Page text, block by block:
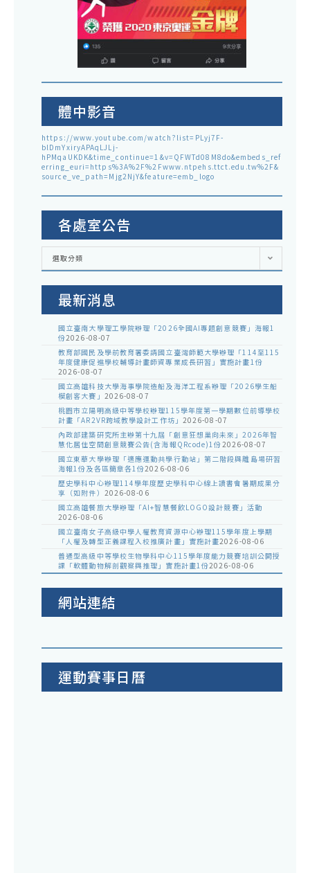
體中影音
https://www.youtube.com/watch?list=PLyj7F-
blDmYxiryAPAqLJLj-
hPMqaUKDK&time_continue=1&v=QFWTd08M8do&embeds_ref
erring_euri=https%3A%2F%2Fwww.ntpehs.ttct.edu.tw%2F&
source_ve_path=Mjg2NjY&feature=emb_logo
各處室公告
各
室
選取分類
最新消息
國立臺南大學理工學院辦理「2026全國AI專題創意競賽」海報1
份2026-08-07
教育部國民及學前教育署委請國立臺灣師範大學辦理「114至115
年度健康促進學校輔導計畫師資專業成長研習」實施計畫1份
2026-08-07
國立高雄科技大學海事學院造船及海洋工程系辦理「2026學生船
模創客大賽」 2026-08-07
桃園市立陽明高級中等學校辦理115學年度第一學期數位前導學校
計畫「AR2VR跨域教學設計工作坊」 2026-08-07
內政部建築研究所主辦第十九屆「創意狂想巢向未來」2026年智
慧化居住空間創意競賽公告(含海報QRcode)1份2026-08-07
國立東華大學辦理「適應運動共學行動站」第二階段與離島場研習
海報1份及各區簡章各1份2026-08-06
歷史學科中心辦理114學年度歷史學科中心線上讀書會暑期成果分
享（如附件） 2026-08-06
國立高雄餐旅大學辦理「AI+智慧餐飲LOGO設計競賽」活動
2026-08-06
國立臺南女子高級中學人權教育資源中心辦理115學年度上學期
「人權及轉型正義課程入校推廣計畫」實施計畫2026-08-06
普通型高級中等學校生物學科中心115學年度能力競賽培訓公開授
課「軟體動物解剖觀察與推理」實施計畫1份2026-08-06
網站連結
運動賽事日曆